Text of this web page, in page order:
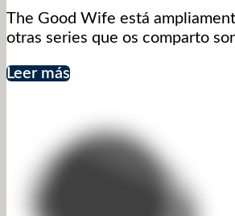
The Good Wife está
otras series que os comparto
Leer más